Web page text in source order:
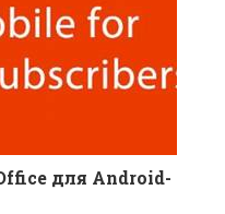
для Android-